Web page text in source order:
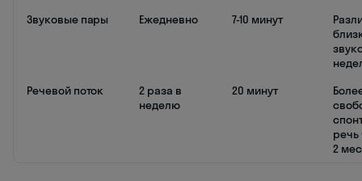
Звуковые пары
Ежедневно 7-10 минут
Речевой поток
2 раза в
неделю
20 минут
речь
2